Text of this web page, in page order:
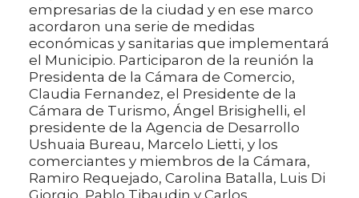
empresarias de la ciudad y en ese marco
acordaron una serie de medidas
económicas y sanitarias que implementará
el Municipio. Participaron de la reunión la
Presidenta de la Cámara de Comercio,
Claudia Fernandez, el Presidente de la
Cámara de Turismo, Ángel Brisighelli, el
presidente de la Agencia de Desarrollo
Ushuaia Bureau, Marcelo Lietti, y los
comerciantes y miembros de la Cámara,
Ramiro Requejado, Carolina Batalla, Luis Di